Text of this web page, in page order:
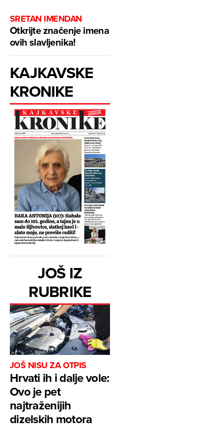
SRETAN IMENDAN
Otkrijte značenje imena
ovih slavljenika!
KAJKAVSKE
KRONIKE
JOŠ IZ
RUBRIKE
JOŠ NISU ZA OTPIS
Hrvati ih i dalje vole:
Ovo je pet
najtraženijih
dizelskih motora